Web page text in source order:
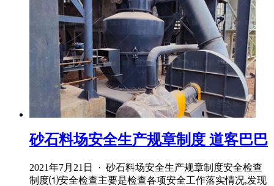
砂石料场安全生产规章制度 道客巴巴
2021年7月21日 · 砂石料场安全生产规章制度安全检查
制度⑴安全检查主要是检查各项安全工作落实情况,发现